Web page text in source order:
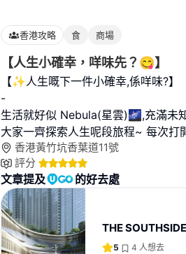
香港攻略 食 商場
【人生小確幸，咩味先？😋】
【✨人生嘅下一件小確幸,係咩味?】
-
生活就好似 Nebula(星雲)🌌,充滿未
大家一齊探索人生呢段旅程~ 每次打
香港黃竹坑香葉道11號
評分
文章提及 的好去處
THE SOUTHSIDE
5 4 人想去